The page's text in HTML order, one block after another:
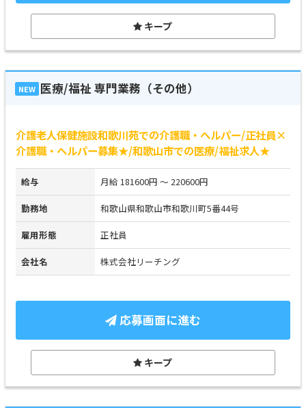
キープ
NEW 医療/福祉 専門業務（その他）
介護老人保健施設和歌川苑での介護職・ヘルパー/正社員×
介護職・ヘルパー募集★/和歌山市での医療/福祉求人★
給与 月給 181600円 ～ 220600円
勤務地 和歌山県和歌山市和歌川町5番44号
雇用形態 正社員
会社名 株式会社リーチング
応募画面に進む
キープ